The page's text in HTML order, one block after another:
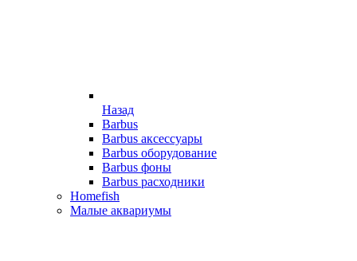
Назад
Barbus
Barbus аксессуары
Barbus оборудование
Barbus фоны
Barbus расходники
Homefish
Малые аквариумы